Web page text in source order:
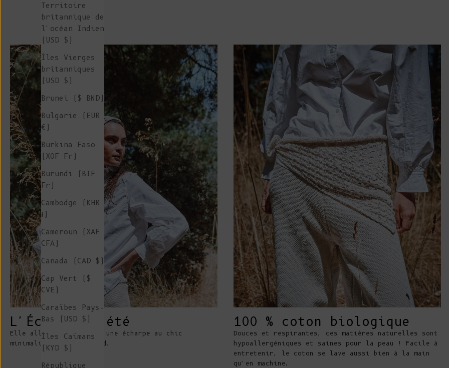
Territoire
britannique de
l'océan Indien
(USD $)
Îles Vierges
britanniques
(USD $)
Brunei ($ BND)
Bulgarie (EUR
€)
Burkina Faso
(XOF Fr)
Burundi (BIF
Fr)
Cambodge (KHR
៛)
Cameroun (XAF
CFA)
Canada (CAD $)
Cap Vert ($
CVE)
Caraïbes Pays-
Bas (USD $)
Îles Caïmans
(KYD $)
République
L'Écharpe d'été
Elle allie la douceur d'une écharpe au chic
minimaliste d'un foulard.
100 % coton biologique
Douces et respirantes, ces matières naturelles sont
hypoallergéniques et saines pour la peau ! Facile à
entretenir, le coton se lave aussi bien à la main
qu'en machine.